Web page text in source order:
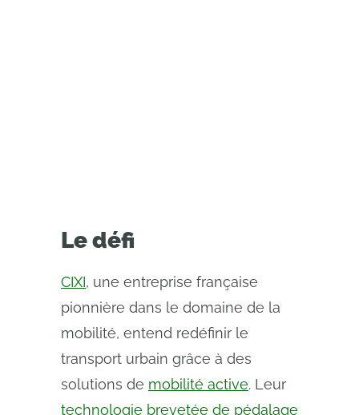
Le défi
CIXI, une entreprise française
pionnière dans le domaine de la
mobilité, entend redéfinir le
transport urbain grâce à des
solutions de mobilité active. Leur
technologie brevetée de pédalage